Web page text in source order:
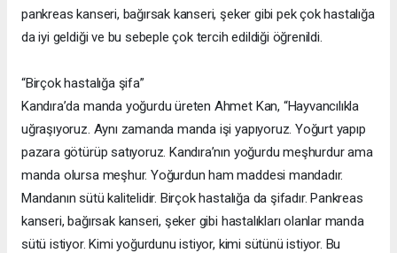
pankreas kanseri, bağırsak kanseri, şeker gibi pek çok hastalığa
da iyi geldiği ve bu sebeple çok tercih edildiği öğrenildi.
“Birçok hastalığa şifa”
Kandıra’da manda yoğurdu üreten Ahmet Kan, “Hayvancılıkla
uğraşıyoruz. Aynı zamanda manda işi yapıyoruz. Yoğurt yapıp
pazara götürüp satıyoruz. Kandıra’nın yoğurdu meşhurdur ama
manda olursa meşhur. Yoğurdun ham maddesi mandadır.
Mandanın sütü kalitelidir. Birçok hastalığa da şifadır. Pankreas
kanseri, bağırsak kanseri, şeker gibi hastalıkları olanlar manda
sütü istiyor. Kimi yoğurdunu istiyor, kimi sütünü istiyor. Bu